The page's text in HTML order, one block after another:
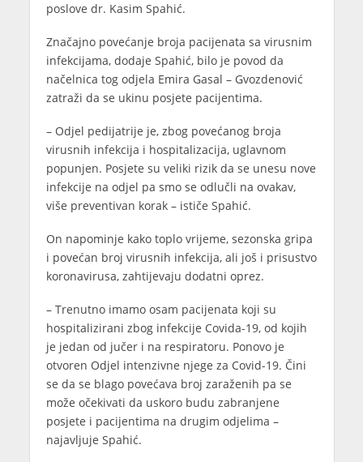
poslove dr. Kasim Spahić.
Značajno povećanje broja pacijenata sa virusnim
infekcijama, dodaje Spahić, bilo je povod da
načelnica tog odjela Emira Gasal – Gvozdenović
zatraži da se ukinu posjete pacijentima.
– Odjel pedijatrije je, zbog povećanog broja
virusnih infekcija i hospitalizacija, uglavnom
popunjen. Posjete su veliki rizik da se unesu nove
infekcije na odjel pa smo se odlučli na ovakav,
više preventivan korak – ističe Spahić.
On napominje kako toplo vrijeme, sezonska gripa
i povećan broj virusnih infekcija, ali još i prisustvo
koronavirusa, zahtijevaju dodatni oprez.
– Trenutno imamo osam pacijenata koji su
hospitalizirani zbog infekcije Covida-19, od kojih
je jedan od jučer i na respiratoru. Ponovo je
otvoren Odjel intenzivne njege za Covid-19. Čini
se da se blago povećava broj zaraženih pa se
može očekivati da uskoro budu zabranjene
posjete i pacijentima na drugim odjelima –
najavljuje Spahić.